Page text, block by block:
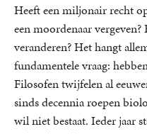
Heeft een miljonair recht
een moordenaar
veranderen? Het hangt
fundamentele vraag:
Filosofen twijfelen al
sinds decennia roepen
wil niet bestaat. Ieder jaar